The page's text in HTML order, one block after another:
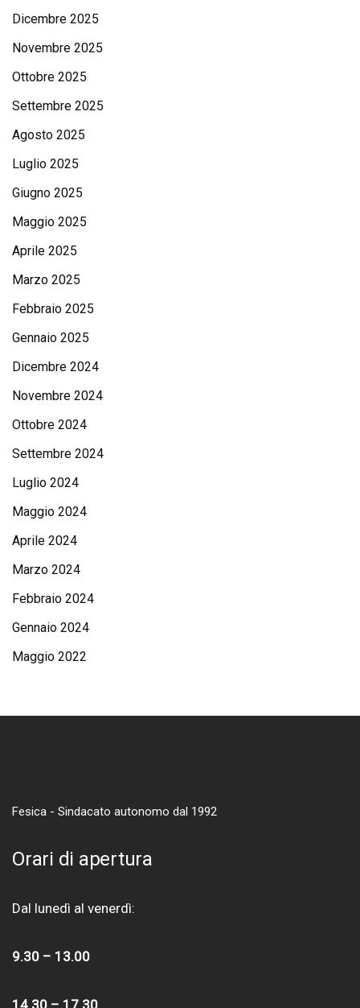
Dicembre 2025
Novembre 2025
Ottobre 2025
Settembre 2025
Agosto 2025
Luglio 2025
Giugno 2025
Maggio 2025
Aprile 2025
Marzo 2025
Febbraio 2025
Gennaio 2025
Dicembre 2024
Novembre 2024
Ottobre 2024
Settembre 2024
Luglio 2024
Maggio 2024
Aprile 2024
Marzo 2024
Febbraio 2024
Gennaio 2024
Maggio 2022
Fesica - Sindacato autonomo dal 1992
Orari di apertura
Dal lunedì al venerdì:
9.30 – 13.00
14.30 – 17.30